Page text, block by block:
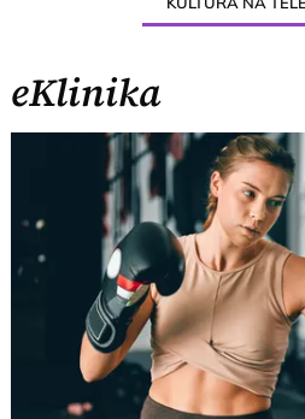
eKlinika